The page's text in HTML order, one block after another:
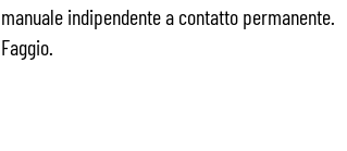
manuale indipendente a contatto permanente.
Faggio.